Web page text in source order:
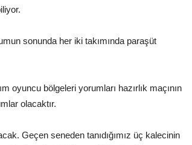
sonunda her iki takımında paraşüt
oyuncu bölgeleri yorumları hazırlık maçının
olacaktır.
Geçen seneden tanıdığımız üç kalecinin